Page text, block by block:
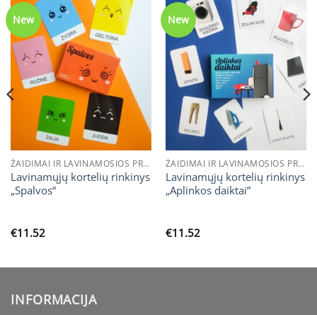
New
ŽAIDIMAI IR LAVINAMOSIOS PRIEMONĖS / LAVINAMOSIOS KORTELĖS
Lavinamųjų kortelių rinkinys
„Spalvos“
€11.52
New
ŽAIDIMAI IR LAVINAMOSIOS PRIEMONĖS / LAVINAMOSIOS KORTELĖS
Lavinamųjų kortelių rinkinys
„Aplinkos daiktai”
€11.52
INFORMACIJA